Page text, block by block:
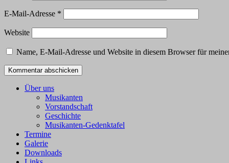
E-Mail-Adresse *
Website
Name, E-Mail-Adresse und Website in diesem Browser für
Über uns
Musikanten
Vorstandschaft
Geschichte
Musikanten-Gedenktafel
Termine
Galerie
Downloads